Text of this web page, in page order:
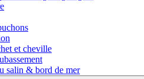
et cheville
salin & bord de mer